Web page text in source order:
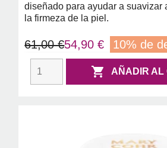
diseñado para ayudar a suavizar
la firmeza de la piel.
61,00 €54,90 € 10% de
 AÑADIR AL